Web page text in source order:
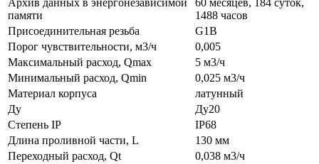
памяти
1488 часов
Присоединительная резьба
G1B
Порог чувствительности, м3/ч
0,005
Максимальный расход, Qmax
5 м3/ч
Минимальный расход, Qmin
0,025 м3/ч
Материал корпуса
латунный
Ду
Ду20
Степень IP
IP68
Длина проливной части, L
130 мм
Переходный расход, Qt
0,038 м3/ч